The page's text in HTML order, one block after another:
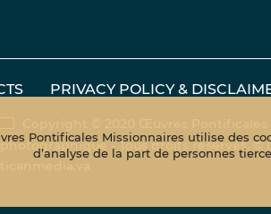
PRIVACY POLICY &
- Tous droits réservés.
Pontificales Missionnaires utilise des
d’analyse de la part de personnes